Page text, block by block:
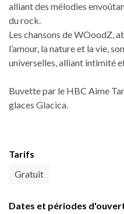
alliant des mélodies
du rock.
Les chansons de WOoodZ,
l’amour, la nature et la vie,
universelles, alliant intimité
Buvette par le HBC Aime
glaces Glacica.
Tarifs
Gratuit
Dates et périodes